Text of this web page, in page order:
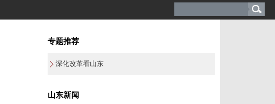
专题推荐
深化改革看山东
山东新闻